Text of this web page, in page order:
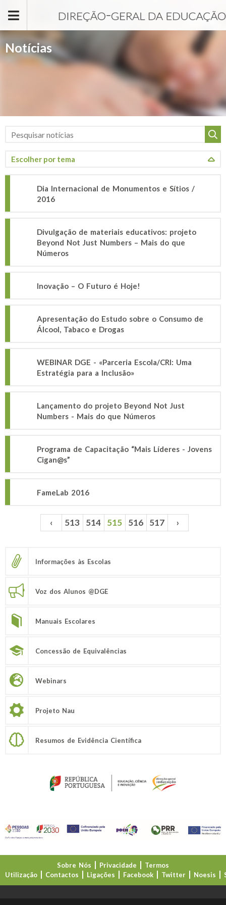
Notícias
Dia Internacional de Monumentos e Sítios /
2016
Divulgação de materiais educativos: projeto
Beyond Not Just Numbers – Mais do que
Números
Inovação – O Futuro é Hoje!
Apresentação do Estudo sobre o Consumo de
Álcool, Tabaco e Drogas
WEBINAR DGE - «Parceria Escola/CRI: Uma
Estratégia para a Inclusão»
Lançamento do projeto Beyond Not Just
Numbers - Mais do que Números
Programa de Capacitação “Mais Líderes - Jovens
Cigan@s”
FameLab 2016
Páginas ‹ 513 514 515 516 517 ›
Informações às Escolas
Voz dos Alunos @DGE
Manuais Escolares
Concessão de Equivalências
Webinars
Projeto Nau
Resumos de Evidência Científica
Sobre Nós Privacidade
Termos
Utilização
Contactos Ligações Facebook Twitter Noesis